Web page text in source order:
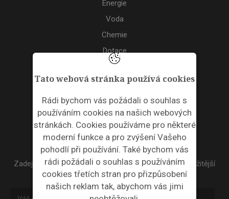
Tato webová stránka používá cookies
Rádi bychom vás požádali o souhlas s
používáním cookies na našich webových
stránkách. Cookies používáme pro některé
moderní funkce a pro zvýšení Vašeho
pohodlí při používání. Také bychom vás
rádi požádali o souhlas s používáním
cookies třetích stran pro přizpůsobení
našich reklam tak, abychom vás jimi
Energie
Voda
Chemie
Dotace
Akce
ODPADNÍ PLASTY
NEWSLETTER
Zadejte váš email a my Vám budeme zasílat ty nejdůležitější
informace, maximálně 1x týdně.